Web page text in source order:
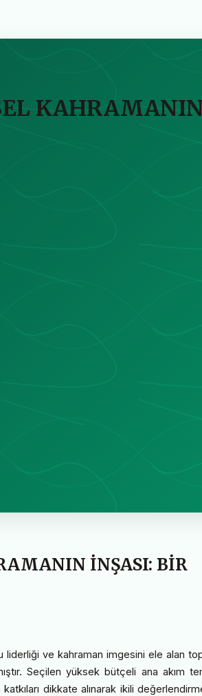
İNŞASI: BİR
liderliği ve kahraman imgesini ele alan
Seçilen yüksek bütçeli ana akım
dikkate alınarak ikili